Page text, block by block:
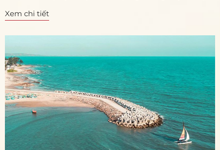
cơ hội để du khách hiểu rõ hơn về lịch sử và văn hóa
của khu vực.
Xem chi tiết